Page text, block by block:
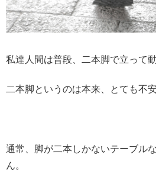
私達人間は普段、二本脚で立って
二本脚というのは本来、とても不
通常、脚が二本しかないテーブル
ん。